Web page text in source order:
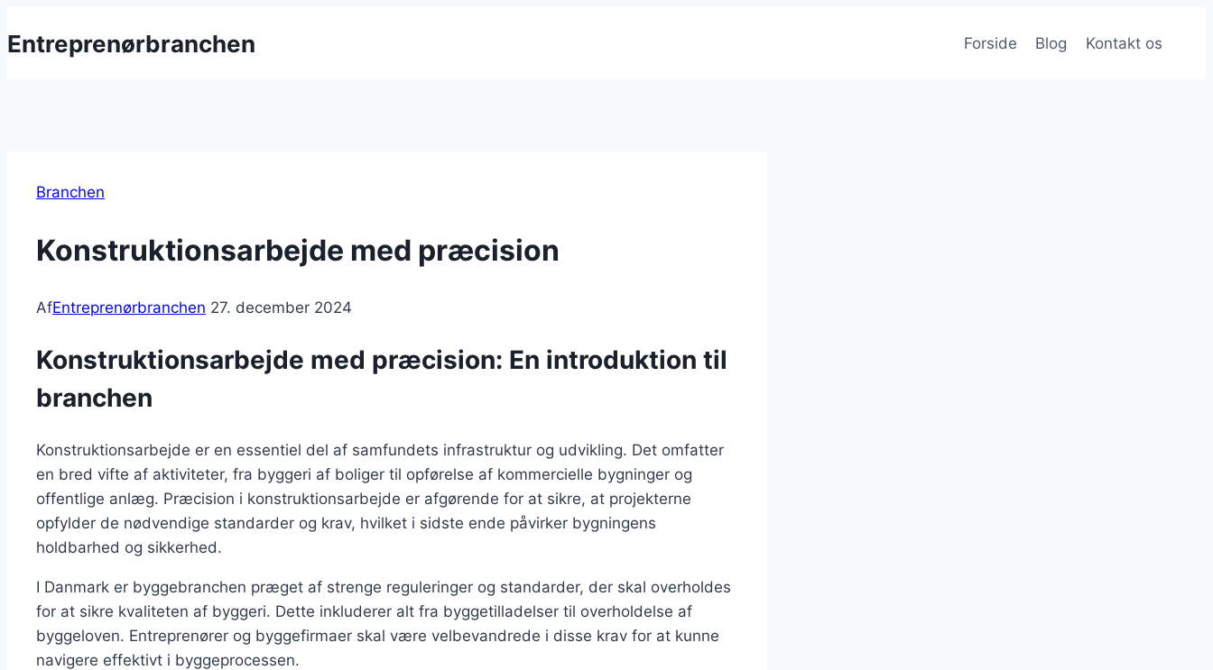
til
Entreprenørbranchen Forside Blog Kontakt os
Branchen
Konstruktionsarbejde med præcision
AfEntreprenørbranchen 27. december 2024
Konstruktionsarbejde med præcision: En introduktion til
branchen
Konstruktionsarbejde er en essentiel del af samfundets infrastruktur og udvikling. Det omfatter
en bred vifte af aktiviteter, fra byggeri af boliger til opførelse af kommercielle bygninger og
offentlige anlæg. Præcision i konstruktionsarbejde er afgørende for at sikre, at projekterne
opfylder de nødvendige standarder og krav, hvilket i sidste ende påvirker bygningens
holdbarhed og sikkerhed.
I Danmark er byggebranchen præget af strenge reguleringer og standarder, der skal overholdes
for at sikre kvaliteten af byggeri. Dette inkluderer alt fra byggetilladelser til overholdelse af
byggeloven. Entreprenører og byggefirmaer skal være velbevandrede i disse krav for at kunne
navigere effektivt i byggeprocessen.